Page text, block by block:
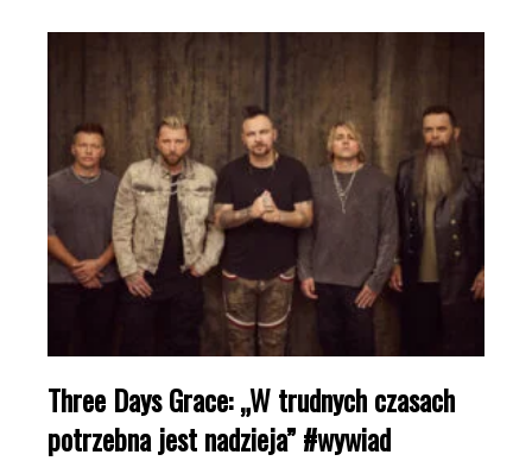
Three Days Grace: „W trudnych czasach
potrzebna jest nadzieja” #wywiad